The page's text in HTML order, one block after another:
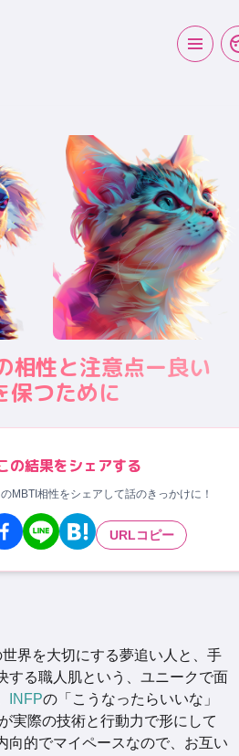
相性と注意点ー良い
保つために
の結果をシェアする
MBTI相性をシェアして話のきっかけに！
URLコピー
界を大切にする夢追い人と、手
する職人肌という、ユニークで面
INFPの「こうなったらいいな」
が実際の技術と行動力で形にして
向的でマイペースなので、お互い